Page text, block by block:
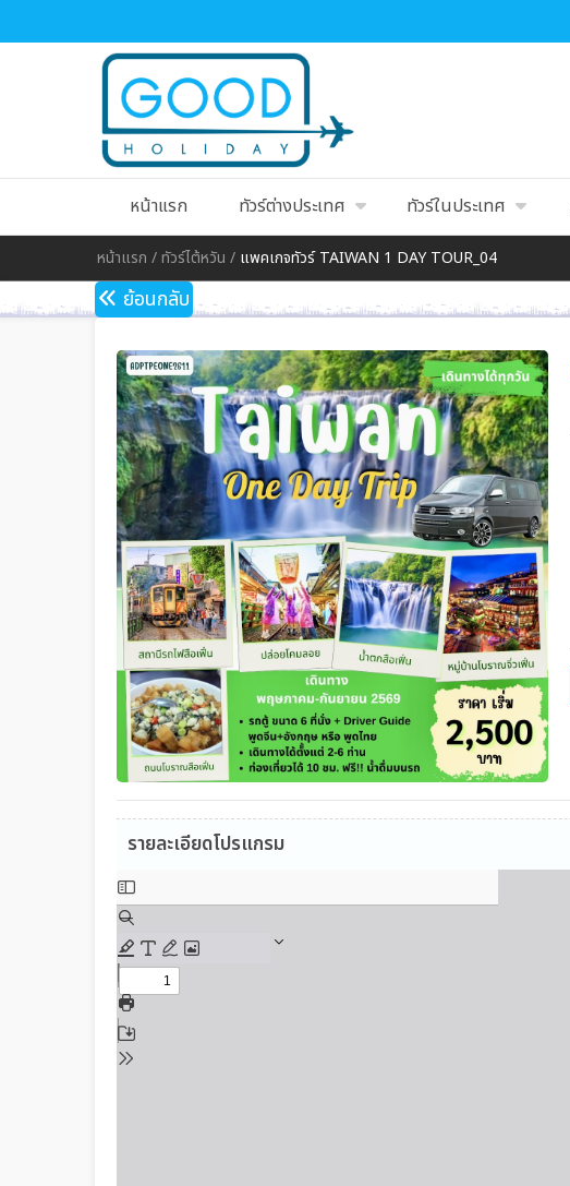
หน้าแรก ทัวร์ต่างประเทศ ทัวร์ในประเทศ
หน้าแรก /ทัวร์ไต้หวัน / แพคเกจทัวร์ TAIWAN 1 DAY TOUR_04
ย้อนกลับ
รายละเอียดโปรแกรม